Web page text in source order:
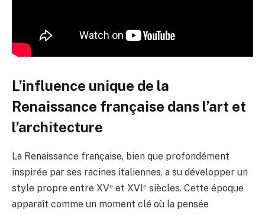
L’influence unique de la
Renaissance française dans l’art et
l’architecture
La Renaissance française, bien que profondément
inspirée par ses racines italiennes, a su développer un
style propre entre XVᵉ et XVIᵉ siècles. Cette époque
apparaît comme un moment clé où la pensée